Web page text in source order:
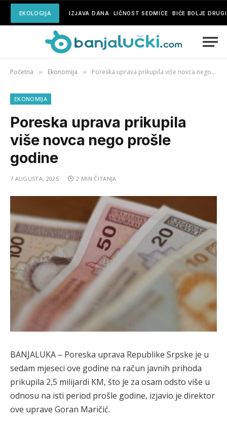
EKOLOGIJA IZJAVA DANA LIČNOST SEDMICE BIĆE BOLJE
Početna » Ekonomija » Poreska uprava prikupila više novca nego prošle godine
EKONOMIJA
Poreska uprava prikupila
više novca nego prošle
godine
7 AUGUSTA, 2025 2 MIN ČITANJA
BANJALUKA – Poreska uprava Republike Srpske je u
sedam mjeseci ove godine na račun javnih prihoda
prikupila 2,5 milijardi KM, što je za osam odsto više u
odnosu na isti period prošle godine, izjavio je direktor
ove uprave Goran Maričić.